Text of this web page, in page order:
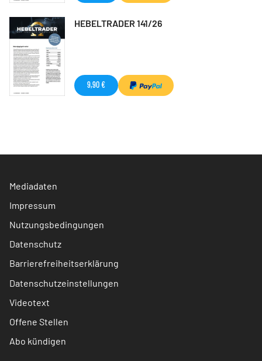
HEBELTRADER 141/26
9,90 €
Mediadaten
Impressum
Nutzungsbedingungen
Datenschutz
Barrierefreiheitserklärung
Datenschutzeinstellungen
Videotext
Offene Stellen
Abo kündigen